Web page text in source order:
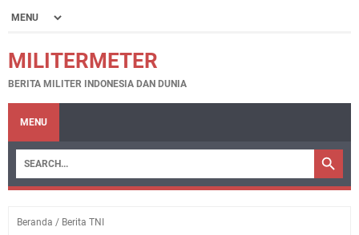
MILITERMETER
BERITA MILITER INDONESIA DAN DUNIA
MENU
Beranda / Berita TNI